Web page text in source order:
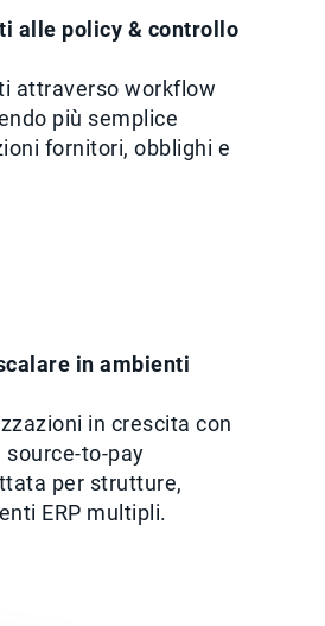
alle policy & controllo
attraverso workflow
più semplice
fornitori, obblighi e
in ambienti
in crescita con
to-pay
per strutture,
ERP multipli.